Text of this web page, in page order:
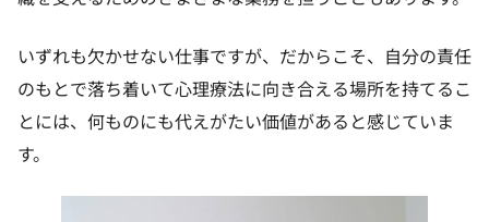
いずれも欠かせない仕事ですが、だからこそ、自分の責任
のもとで落ち着いて心理療法に向き合える場所を持てるこ
とには、何ものにも代えがたい価値があると感じていま
す。